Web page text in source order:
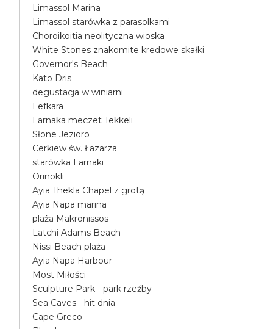
Limassol Marina
Limassol starówka z parasolkami
Choroikoitia neolityczna wioska
White Stones znakomite kredowe skałki
Governor's Beach
Kato Dris
degustacja w winiarni
Lefkara
Larnaka meczet Tekkeli
Słone Jezioro
Cerkiew św. Łazarza
starówka Larnaki
Orinokli
Ayia Thekla Chapel z grotą
Ayia Napa marina
plaża Makronissos
Latchi Adams Beach
Nissi Beach plaża
Ayia Napa Harbour
Most Miłości
Sculpture Park - park rzeźby
Sea Caves - hit dnia
Cape Greco